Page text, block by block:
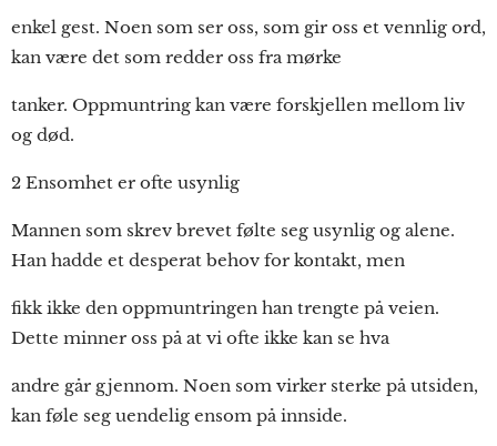
enkel gest. Noen som ser oss, som gir oss et vennlig ord,
kan være det som redder oss fra mørke
tanker. Oppmuntring kan være forskjellen mellom liv
og død.
2 Ensomhet er ofte usynlig
Mannen som skrev brevet følte seg usynlig og alene.
Han hadde et desperat behov for kontakt, men
fikk ikke den oppmuntringen han trengte på veien.
Dette minner oss på at vi ofte ikke kan se hva
andre går gjennom. Noen som virker sterke på utsiden,
kan føle seg uendelig ensom på innside.